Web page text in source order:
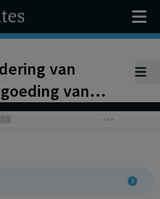
van
van
– ondanks
is